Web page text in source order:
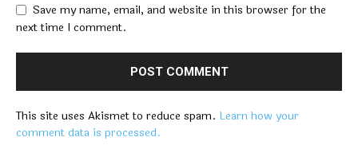
Save my name, email, and website in this browser for the
next time I comment.
This site uses Akismet to reduce spam. Learn how your
comment data is processed.